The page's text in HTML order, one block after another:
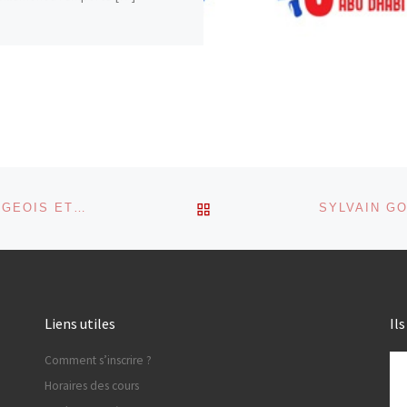
DEUX NOUVEAUX PROFESSEURS : FREDERIC BOURGEOIS ET MATTHIEU DAFREVILLE RETOUR À LA LISTE DES
Liens utiles
Comment s’inscrire ?
Horaires des cours